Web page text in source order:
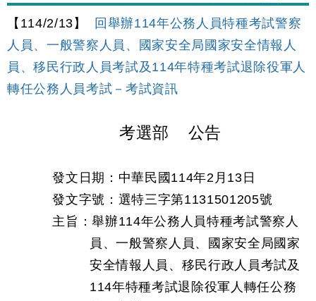
【114/2/13】
回舉辦114年公務人員特種考試警察
人員、一般警察人員、國家安全局國家安全情報人
員、移民行政人員考試及114年特種考試退除役軍人
轉任公務人員考試－考試資訊
考選部 公告
發文日期：中華民國114年2月13日
發文字號：選特三字第1131501205號
主旨：舉辦114年公務人員特種考試警察人
員、一般警察人員、國家安全局國家
安全情報人員、移民行政人員考試及
114年特種考試退除役軍人轉任公務